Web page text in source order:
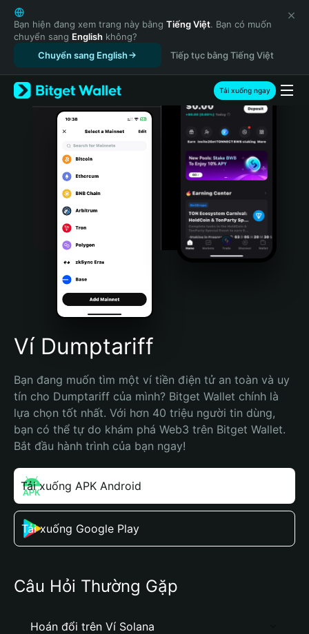
English
日本語
Tiếng Việt
Русский
Español (Latinoamérica)
Türkçe
Italiano
Português (Portugal)
Bahasa Indonesia
Português (Brasil)
Español (Argentina)
Bạn hiện đang xem trang này bằng Tiếng Việt. Bạn có muốn
chuyển sang English không?
Chuyển sang English
Tiếp tục bằng Tiếng Việt
Tải xuống ngay
Ví Dumptariff
Bạn đang muốn tìm một ví tiền điện tử an toàn và uy
tín cho Dumptariff của mình? Bitget Wallet chính là
lựa chọn tốt nhất. Với hơn 40 triệu người tin dùng,
bạn có thể tự do khám phá Web3 trên Bitget Wallet.
Bắt đầu hành trình của bạn ngay!
Tải xuống APK Android
Tải xuống Google Play
Câu Hỏi Thường Gặp
Hoán đổi trên Ví Solana